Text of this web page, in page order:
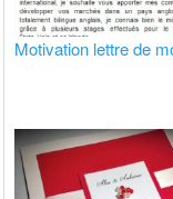
Motivation lettre de